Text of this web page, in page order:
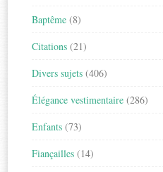
Baptême (8)
Citations (21)
Divers sujets (406)
Élégance vestimentaire (286)
Enfants (73)
Fiançailles (14)